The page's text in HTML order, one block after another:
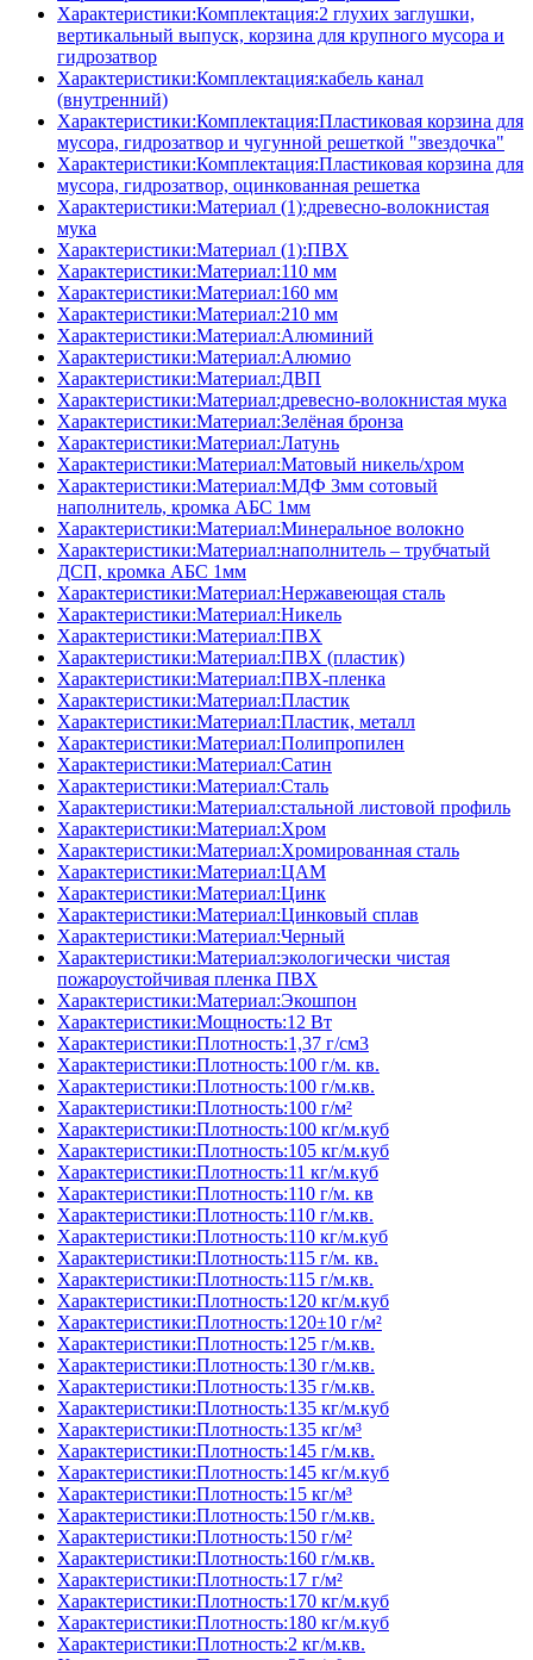
Характеристики:Комплектация:2 глухих заглушки,
вертикальный выпуск, корзина для крупного мусора и
гидрозатвор
Характеристики:Комплектация:кабель канал
(внутренний)
Характеристики:Комплектация:Пластиковая корзина для
мусора, гидрозатвор и чугунной решеткой "звездочка"
Характеристики:Комплектация:Пластиковая корзина для
мусора, гидрозатвор, оцинкованная решетка
Характеристики:Материал (1):древесно-волокнистая
мука
Характеристики:Материал (1):ПВХ
Характеристики:Материал:110 мм
Характеристики:Материал:160 мм
Характеристики:Материал:210 мм
Характеристики:Материал:Алюминий
Характеристики:Материал:Алюмио
Характеристики:Материал:ДВП
Характеристики:Материал:древесно-волокнистая мука
Характеристики:Материал:Зелёная бронза
Характеристики:Материал:Латунь
Характеристики:Материал:Матовый никель/хром
Характеристики:Материал:МДФ 3мм сотовый
наполнитель, кромка AБC 1мм
Характеристики:Материал:Минеральное волокно
Характеристики:Материал:наполнитель – трубчатый
ДСП, кромка AБC 1мм
Характеристики:Материал:Нержавеющая сталь
Характеристики:Материал:Никель
Характеристики:Материал:ПВХ
Характеристики:Материал:ПВХ (пластик)
Характеристики:Материал:ПВХ-пленка
Характеристики:Материал:Пластик
Характеристики:Материал:Пластик, металл
Характеристики:Материал:Полипропилен
Характеристики:Материал:Сатин
Характеристики:Материал:Сталь
Характеристики:Материал:стальной листовой профиль
Характеристики:Материал:Хром
Характеристики:Материал:Хромированная сталь
Характеристики:Материал:ЦАМ
Характеристики:Материал:Цинк
Характеристики:Материал:Цинковый сплав
Характеристики:Материал:Черный
Характеристики:Материал:экологически чистая
пожароустойчивая пленка ПВХ
Характеристики:Материал:Экошпон
Характеристики:Мощность:12 Вт
Характеристики:Плотность:1,37 г/см3
Характеристики:Плотность:100 г/м. кв.
Характеристики:Плотность:100 г/м.кв.
Характеристики:Плотность:100 г/м²
Характеристики:Плотность:100 кг/м.куб
Характеристики:Плотность:105 кг/м.куб
Характеристики:Плотность:11 кг/м.куб
Характеристики:Плотность:110 г/м. кв
Характеристики:Плотность:110 г/м.кв.
Характеристики:Плотность:110 кг/м.куб
Характеристики:Плотность:115 г/м. кв.
Характеристики:Плотность:115 г/м.кв.
Характеристики:Плотность:120 кг/м.куб
Характеристики:Плотность:120±10 г/м²
Характеристики:Плотность:125 г/м.кв.
Характеристики:Плотность:130 г/м.кв.
Характеристики:Плотность:135 г/м.кв.
Характеристики:Плотность:135 кг/м.куб
Характеристики:Плотность:135 кг/м³
Характеристики:Плотность:145 г/м.кв.
Характеристики:Плотность:145 кг/м.куб
Характеристики:Плотность:15 кг/м³
Характеристики:Плотность:150 г/м.кв.
Характеристики:Плотность:150 г/м²
Характеристики:Плотность:160 г/м.кв.
Характеристики:Плотность:17 г/м²
Характеристики:Плотность:170 кг/м.куб
Характеристики:Плотность:180 кг/м.куб
Характеристики:Плотность:2 кг/м.кв.